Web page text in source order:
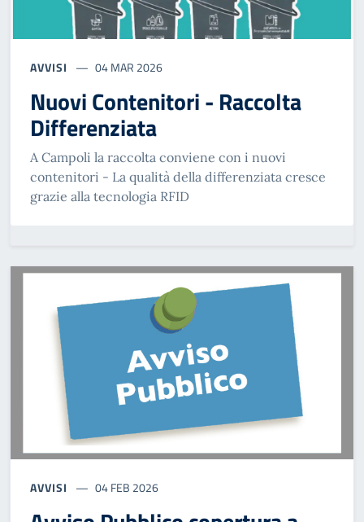
AVVISI 04 MAR 2026
Nuovi Contenitori - Raccolta
Differenziata
A Campoli la raccolta conviene con i nuovi
contenitori - La qualità della differenziata cresce
grazie alla tecnologia RFID
AVVISI 04 FEB 2026